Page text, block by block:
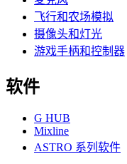
飞行和农场模拟
摄像头和灯光
游戏手柄和控制器
软件
G HUB
Mixline
ASTRO 系列软件